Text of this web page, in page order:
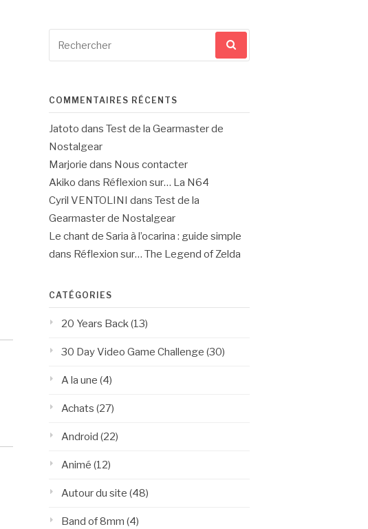
pour
COMMENTAIRES RÉCENTS
Jatoto dans Test de la Gearmaster de
Nostalgear
Marjorie dans Nous contacter
Akiko dans Réflexion sur… La N64
Cyril VENTOLINI dans Test de la
Gearmaster de Nostalgear
Le chant de Saria à l’ocarina : guide simple
dans Réflexion sur… The Legend of Zelda
CATÉGORIES
20 Years Back (13)
30 Day Video Game Challenge (30)
A la une (4)
Achats (27)
Android (22)
Animé (12)
Autour du site (48)
Band of 8mm (4)